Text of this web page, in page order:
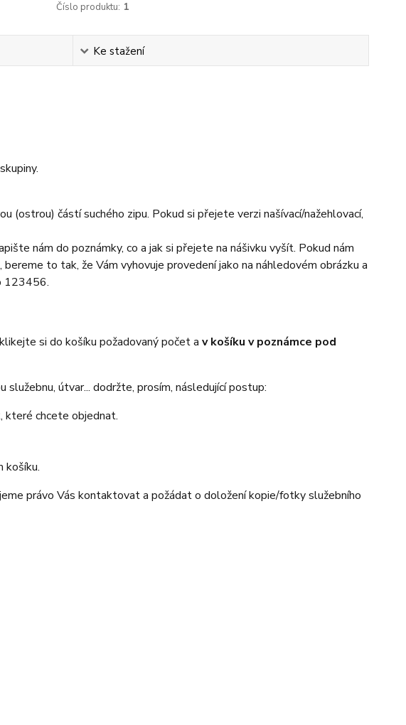
Číslo produktu: 1
Ke stažení
(ostrou) částí suchého zipu. Pokud si přejete verzi našívací/nažehlovací,
nám do poznámky, co a jak si přejete na nášivku vyšít. Pokud nám
to tak, že Vám vyhovuje provedení jako na náhledovém obrázku a
123456.
si do košíku požadovaný počet a v košíku v poznámce pod
útvar... dodržte, prosím, následující postup:
které chcete objednat.
košíku.
právo Vás kontaktovat a požádat o doložení kopie/fotky služebního